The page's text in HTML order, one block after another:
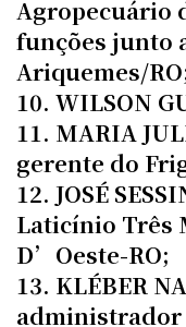
Agropecuário
funções junto
Ariquemes/
10. WILSON
11. MARIA
gerente do
12. JOSÉ
Laticínio Três
D’Oeste-RO;
13. KLÉBER